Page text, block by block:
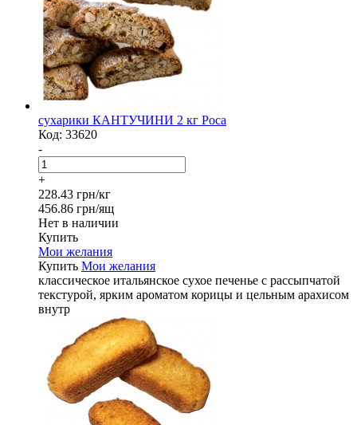
сухарики КАНТУЧИНИ 2 кг Роса
Код: 33620
-
+
228.43 грн/кг
456.86 грн/ящ
Нет в наличии
Купить
Мои желания
Купить Мои желания
классическое итальянское сухое печенье с рассыпчатой
текстурой, ярким ароматом корицы и цельным арахисом
внутр